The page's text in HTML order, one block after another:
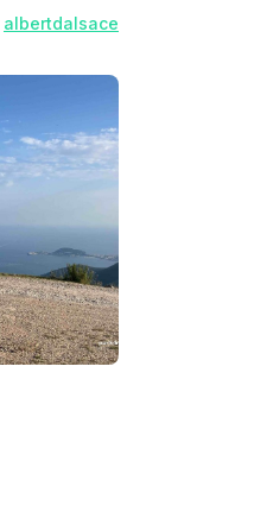
albertdalsace